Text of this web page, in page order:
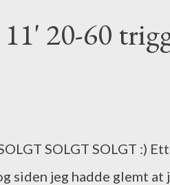
20-60
SOLGT SOLGT :)
siden jeg hadde glemt at